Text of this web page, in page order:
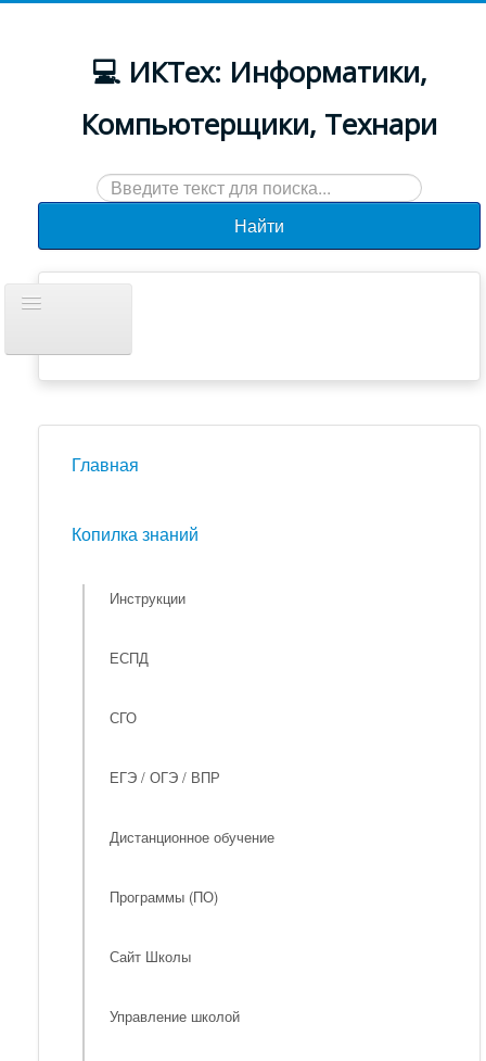
💻 ИКТех: Информатики,
Компьютерщики, Технари
Искать...
Найти
навигацию
Новости
Главная
Копилка знаний
Инструкции
ЕСПД
СГО
ЕГЭ / ОГЭ / ВПР
Дистанционное обучение
Программы (ПО)
Сайт Школы
Управление школой